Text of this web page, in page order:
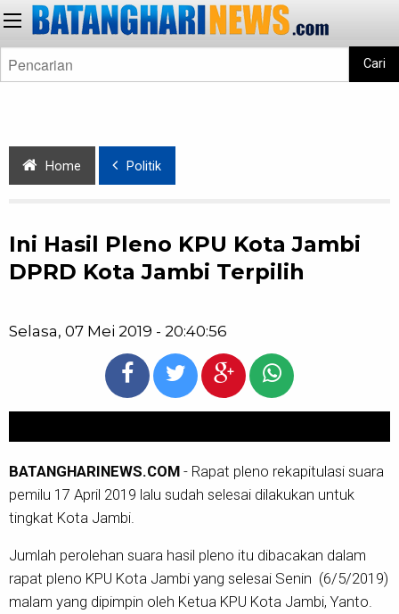
Cari
Home Politik
Ini Hasil Pleno KPU Kota Jambi
DPRD Kota Jambi Terpilih
Selasa, 07 Mei 2019 - 20:40:56
BATANGHARINEWS.COM - Rapat pleno rekapitulasi suara
pemilu 17 April 2019 lalu sudah selesai dilakukan untuk
tingkat Kota Jambi.
Jumlah perolehan suara hasil pleno itu dibacakan dalam
rapat pleno KPU Kota Jambi yang selesai Senin (6/5/2019)
malam yang dipimpin oleh Ketua KPU Kota Jambi, Yanto.